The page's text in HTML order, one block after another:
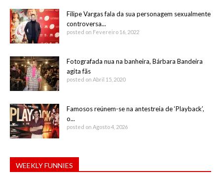
Filipe Vargas fala da sua personagem sexualmente
controversa...
posted on Fevereiro 16, 2022
Fotografada nua na banheira, Bárbara Bandeira
agita fãs
posted on Abril 15, 2020
Famosos reúnem-se na antestreia de ‘Playback’,
o...
posted on Agosto 4, 2026
WEEKLY FUNNIES